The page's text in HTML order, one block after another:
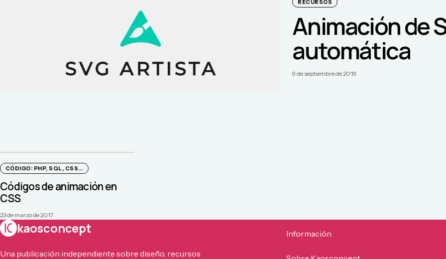
RECURSOS
Animación de
automática
9 de septiembre de 2019
CÓDIGO: PHP, SQL, CSS...
Códigos de animación en
CSS
23 de marzo de 2017
kaosconcept
Una publicación independiente sobre diseño, recursos
Información